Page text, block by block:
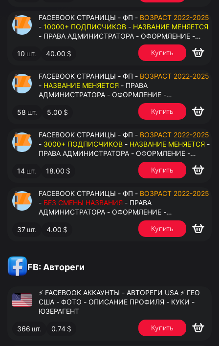
FACEBOOK СТРАНИЦЫ - ФП - ВОЗРАСТ 2022-2025
- 10000+ ПОДПИСЧИКОВ - НАЗВАНИЕ МЕНЯЕТСЯ
- ПРАВА АДМИНИСТРАТОРА - ОФОРМЛЕНИЕ -
ЗАПОЛНЕННАЯ ИНФОРМАЦИЯ - ПОД ВСЕ ГЕО
10 шт. 40.00 $ Купить
FACEBOOK СТРАНИЦЫ - ФП - ВОЗРАСТ 2022-2025
- НАЗВАНИЕ МЕНЯЕТСЯ - ПРАВА
АДМИНИСТРАТОРА - ОФОРМЛЕНИЕ -
ЗАПОЛНЕННАЯ ИНФОРМАЦИЯ - ПОД ВСЕ ГЕО
58 шт. 5.00 $ Купить
FACEBOOK СТРАНИЦЫ - ФП - ВОЗРАСТ 2022-2025
- 3000+ ПОДПИСЧИКОВ - НАЗВАНИЕ МЕНЯЕТСЯ -
ПРАВА АДМИНИСТРАТОРА - ОФОРМЛЕНИЕ -
ЗАПОЛНЕННАЯ ИНФОРМАЦИЯ - ПОД ВСЕ ГЕО
14 шт. 18.00 $ Купить
FACEBOOK СТРАНИЦЫ - ФП - ВОЗРАСТ 2022-2025
- БЕЗ СМЕНЫ НАЗВАНИЯ - ПРАВА
АДМИНИСТРАТОРА - ОФОРМЛЕНИЕ -
ЗАПОЛНЕННАЯ ИНФОРМАЦИЯ - ПОД ВСЕ ГЕО
37 шт. 4.00 $ Купить
FB: Автореги
⚡️ FACEBOOK АККАУНТЫ - АВТОРЕГИ USA ⚡️ ГЕО
США - ФОТО - ОПИСАНИЕ ПРОФИЛЯ - КУКИ -
ЮЗЕРАГЕНТ
366 шт. 0.74 $ Купить